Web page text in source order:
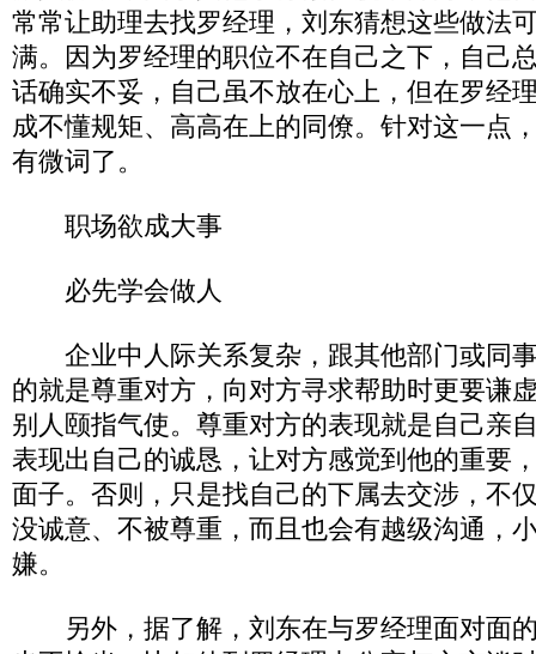
常常让助理去找罗经理，刘东猜想这些做法
满。因为罗经理的职位不在自己之下，自己
话确实不妥，自己虽不放在心上，但在罗经
成不懂规矩、高高在上的同僚。针对这一点
有微词了。
职场欲成大事
必先学会做人
企业中人际关系复杂，跟其他部门或同
的就是尊重对方，向对方寻求帮助时更要谦
别人颐指气使。尊重对方的表现就是自己亲
表现出自己的诚恳，让对方感觉到他的重要
面子。否则，只是找自己的下属去交涉，不
没诚意、不被尊重，而且也会有越级沟通，
嫌。
另外，据了解，刘东在与罗经理面对面